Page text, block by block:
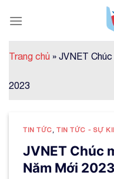
Trang chủ » JVNET
2023
TIN TỨC ,TIN TỨC - SỰ
JVNET Chúc
Năm Mới 2023